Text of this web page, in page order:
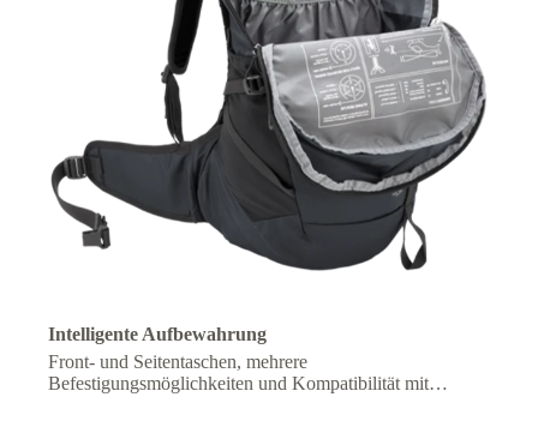
Intelligente Aufbewahrung
Front- und Seitentaschen, mehrere
Befestigungsmöglichkeiten und Kompatibilität mit